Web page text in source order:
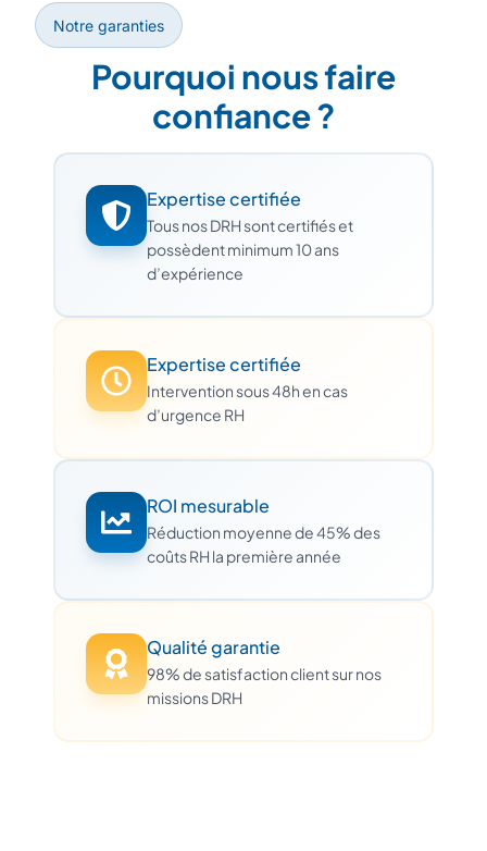
Notre garanties
Pourquoi nous faire
confiance ?
Expertise certifiée
Tous nos DRH sont certifiés et
possèdent minimum 10 ans
d’expérience
Expertise certifiée
Intervention sous 48h en cas
d’urgence RH
ROI mesurable
Réduction moyenne de 45% des
coûts RH la première année
Qualité garantie
98% de satisfaction client sur nos
missions DRH